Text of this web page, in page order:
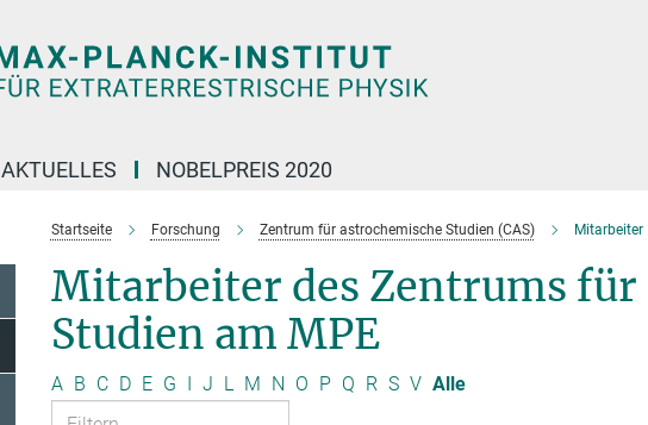
AKTUELLES NOBELPREIS 2020
Startseite Forschung Zentrum für astrochemische Studien (CAS) Mitarbeiter
Mitarbeiter des Zentrums für
Studien am MPE
A B C D E G I J L M N O P Q R S V Alle